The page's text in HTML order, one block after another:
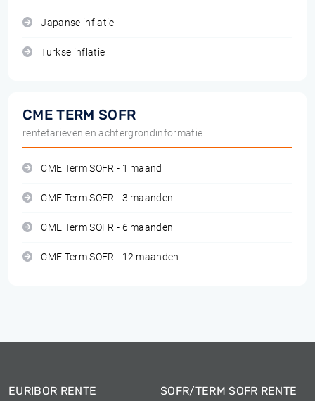
Japanse inflatie
Turkse inflatie
CME TERM SOFR
rentetarieven en achtergrondinformatie
CME Term SOFR - 1 maand
CME Term SOFR - 3 maanden
CME Term SOFR - 6 maanden
CME Term SOFR - 12 maanden
EURIBOR RENTE SOFR/TERM SOFR RENTE